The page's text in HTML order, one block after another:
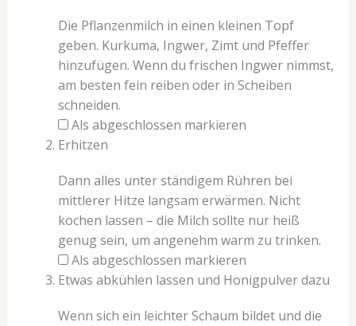
Die Pflanzenmilch in einen kleinen Topf
geben. Kurkuma, Ingwer, Zimt und Pfeffer
hinzufügen. Wenn du frischen Ingwer nimmst,
am besten fein reiben oder in Scheiben
schneiden.
Als abgeschlossen markieren
Erhitzen
Dann alles unter ständigem Rühren bei
mittlerer Hitze langsam erwärmen. Nicht
kochen lassen – die Milch sollte nur heiß
genug sein, um angenehm warm zu trinken.
Als abgeschlossen markieren
Etwas abkühlen lassen und Honigpulver dazu
Wenn sich ein leichter Schaum bildet und die